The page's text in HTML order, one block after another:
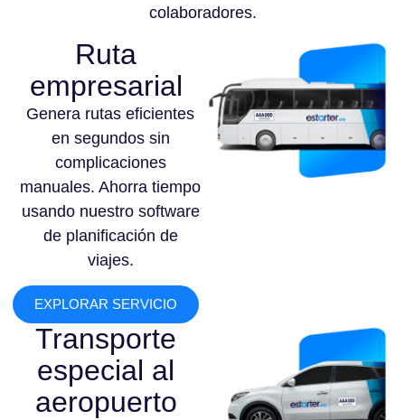
colaboradores.
Ruta
empresarial
Genera rutas eficientes
en segundos sin
complicaciones
manuales. Ahorra tiempo
usando nuestro software
de planificación de
viajes.
EXPLORAR SERVICIO
Transporte
especial al
aeropuerto